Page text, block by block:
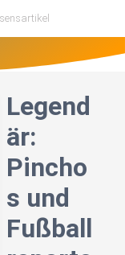
Legend
är:
Pincho
s und
Fußball